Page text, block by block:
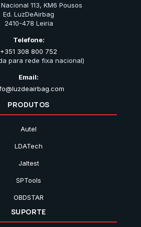
113, KM6 Pousos
Ed. LuzDeAirbag
2410-478 Leiria
Telefone:
+351 308 800 752
para rede fixa nacional)
Email:
PRODUTOS
Autel
LDATech
Jaltest
SPTools
OBDSTAR
SUPORTE